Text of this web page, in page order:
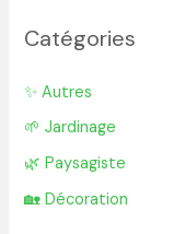
Catégories
✨ Autres
🌱 Jardinage
🌿 Paysagiste
🏡 Décoration